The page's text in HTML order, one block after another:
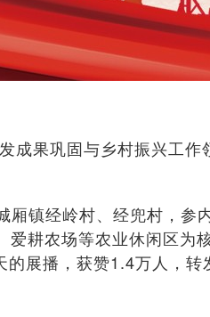
成果巩固与乡村振兴工
厢镇经岭村、经兜村，
耕农场等农业休闲区
展播，获赞1.4万人，转